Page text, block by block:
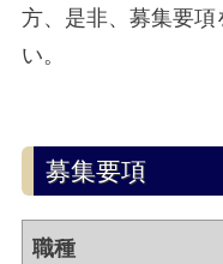
方、是非、募集要項
い。
募集要項
職種